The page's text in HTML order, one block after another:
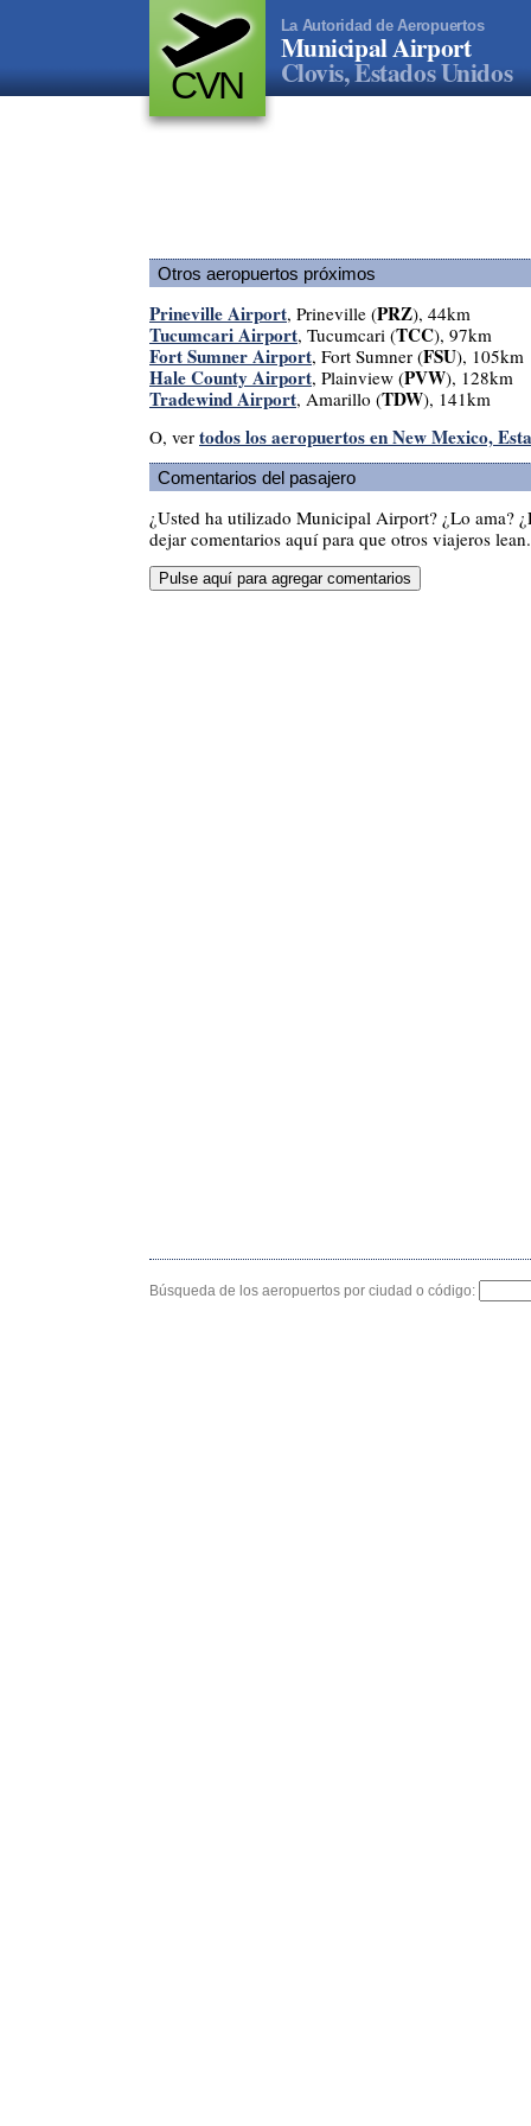
CVN
La Autoridad de Aeropuertos
Municipal Airport
Clovis, Estados Unidos
Otros aeropuertos próximos
Prineville Airport, Prineville (PRZ), 44km
Tucumcari Airport, Tucumcari (TCC), 97km
Fort Sumner Airport, Fort Sumner (FSU), 105km
Hale County Airport, Plainview (PVW), 128km
Tradewind Airport, Amarillo (TDW), 141km
O, ver todos los aeropuertos en New Mexico,
Comentarios del pasajero
¿Usted ha utilizado Municipal Airport? ¿Lo ama?
dejar comentarios aquí para que otros viajeros lean.
Búsqueda de los aeropuertos por ciudad o código: